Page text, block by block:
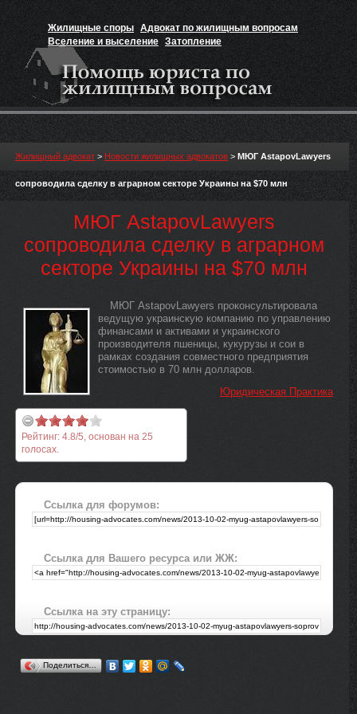
Жилищные споры Адвокат по жилищным вопросам
Вселение и выселение Затопление
Признание прав на жильё
Жилищный адвокат > Новости жилищных адвокатов > МЮГ AstapovLawyers
сопроводила сделку в аграрном секторе Украины на $70 млн
МЮГ AstapovLawyers
сопроводила сделку в аграрном
секторе Украины на $70 млн
МЮГ AstapovLawyers проконсультировала
ведущую украинскую компанию по управлению
финансами и активами и украинского
производителя пшеницы, кукурузы и сои в
рамках создания совместного предприятия
стоимостью в 70 млн долларов.
Юридическая Практика
Рейтинг: 4.8/5, основан на 25
голосах.
Ссылка для форумов:
Ссылка для Вашего ресурса или ЖЖ:
Ссылка на эту страницу:
Поделиться…